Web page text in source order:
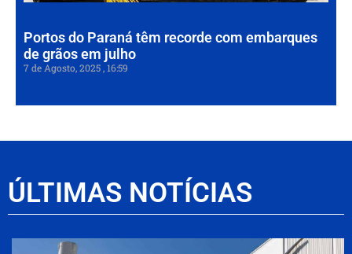
Portos do Paraná têm recorde com embarques
de grãos em julho
7 de Agosto, 2025 16:59
ÚLTIMAS NOTÍCIAS